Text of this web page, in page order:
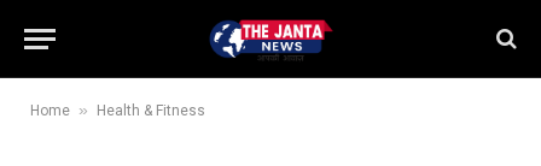
Home » Health & Fitness